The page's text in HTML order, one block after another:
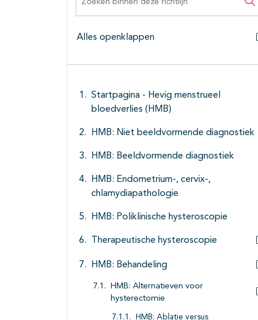
Alles openklappen
Startpagina - Hevig menstrueel
bloedverlies (HMB)
HMB: Niet beeldvormende diagnostiek
HMB: Beeldvormende diagnostiek
HMB: Endometrium-, cervix-,
chlamydiapathologie
HMB: Poliklinische hysteroscopie
Therapeutische hysteroscopie
HMB: Behandeling
HMB: Alternatieven voor
hysterectomie
HMB: Ablatie versus